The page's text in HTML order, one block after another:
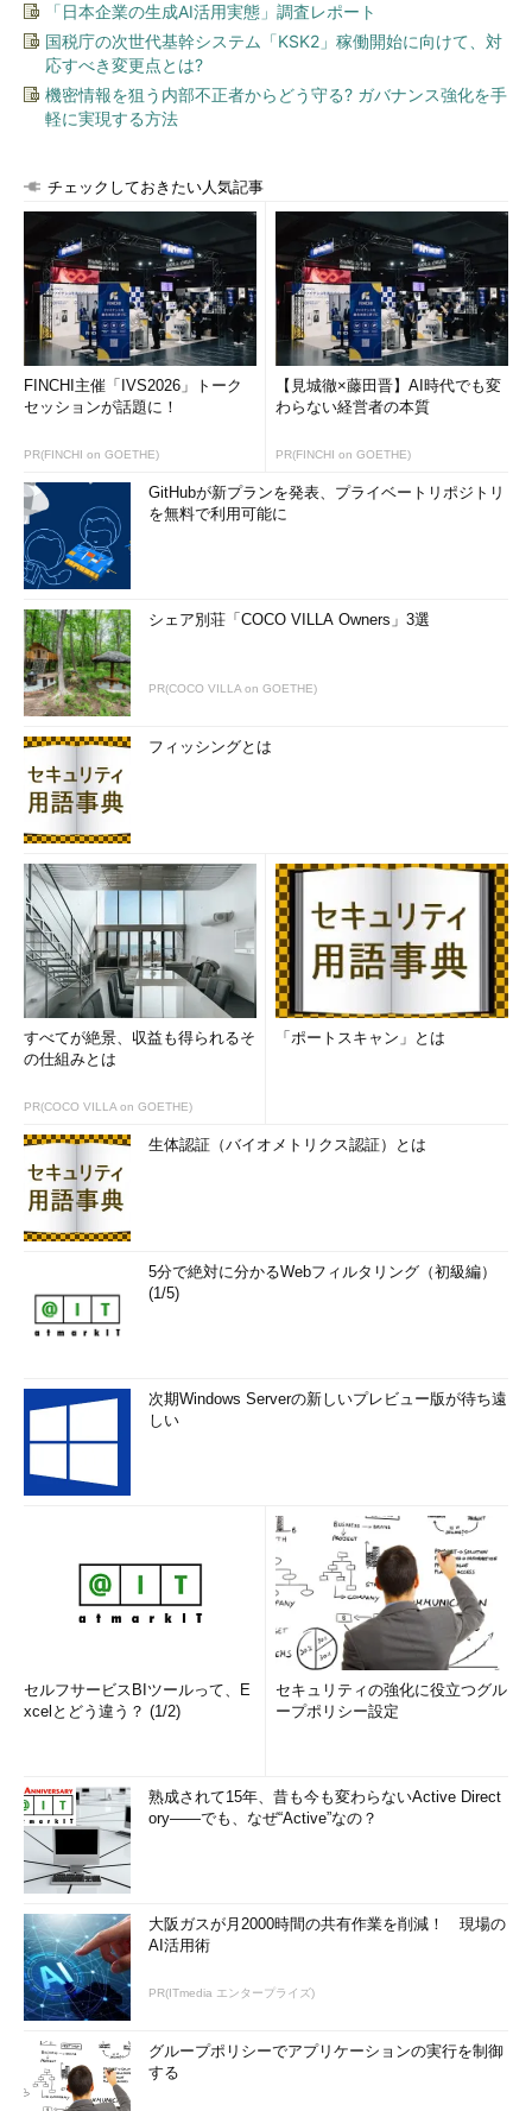
「日本企業の生成AI活用実態」調査レポート
国税庁の次世代基幹システム「KSK2」稼働開始に向けて、対
応すべき変更点とは?
機密情報を狙う内部不正者からどう守る? ガバナンス強化を手
軽に実現する方法
チェックしておきたい人気記事
FINCHI主催「IVS2026」トーク
セッションが話題に！
PR(FINCHI on GOETHE)
【見城徹×藤田晋】AI時代でも変
わらない経営者の本質
PR(FINCHI on GOETHE)
GitHubが新プランを発表、プライベートリポジトリ
を無料で利用可能に
シェア別荘「COCO VILLA Owners」3選
PR(COCO VILLA on GOETHE)
フィッシングとは
すべてが絶景、収益も得られるそ
の仕組みとは
PR(COCO VILLA on GOETHE)
「ポートスキャン」とは
生体認証（バイオメトリクス認証）とは
5分で絶対に分かるWebフィルタリング（初級編）
(1/5)
次期Windows Serverの新しいプレビュー版が待ち遠
しい
セルフサービスBIツールって、E
xcelとどう違う？ (1/2)
セキュリティの強化に役立つグル
ープポリシー設定
熟成されて15年、昔も今も変わらないActive Direct
ory――でも、なぜ“Active”なの？
大阪ガスが月2000時間の共有作業を削減！ 現場の
AI活用術
PR(ITmedia エンタープライズ)
グループポリシーでアプリケーションの実行を制御
する